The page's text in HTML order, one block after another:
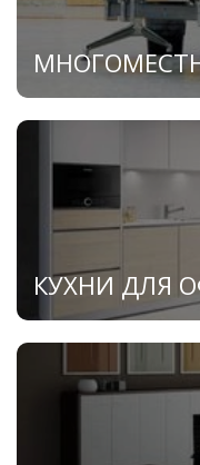
КУХНИ ДЛЯ